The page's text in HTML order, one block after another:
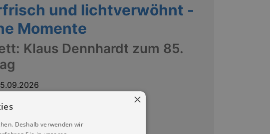
und lichtverwöhnt -
Momente
Klaus Dennhardt zum 85.
Dresden ×
Deshalb verwenden wir